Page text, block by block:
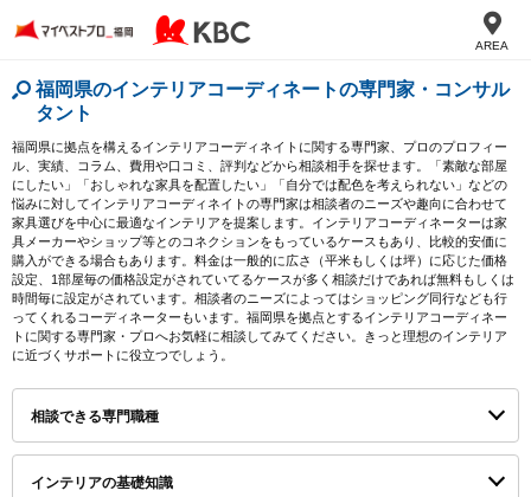
AREA
福岡県のインテリアコーディネートの専門家・コンサル
タント
福岡県に拠点を構えるインテリアコーディネイトに関する専門家、プロのプロフィー
ル、実績、コラム、費用や口コミ、評判などから相談相手を探せます。「素敵な部屋
にしたい」「おしゃれな家具を配置したい」「自分では配色を考えられない」などの
悩みに対してインテリアコーディネイトの専門家は相談者のニーズや趣向に合わせて
家具選びを中心に最適なインテリアを提案します。インテリアコーディネーターは家
具メーカーやショップ等とのコネクションをもっているケースもあり、比較的安価に
購入ができる場合もあります。料金は一般的に広さ（平米もしくは坪）に応じた価格
設定、1部屋毎の価格設定がされていてるケースが多く相談だけであれば無料もしくは
時間毎に設定がされています。相談者のニーズによってはショッピング同行なども行
ってくれるコーディネーターもいます。福岡県を拠点とするインテリアコーディネー
トに関する専門家・プロへお気軽に相談してみてください。きっと理想のインテリア
に近づくサポートに役立つでしょう。
相談できる専門職種
インテリアの基礎知識